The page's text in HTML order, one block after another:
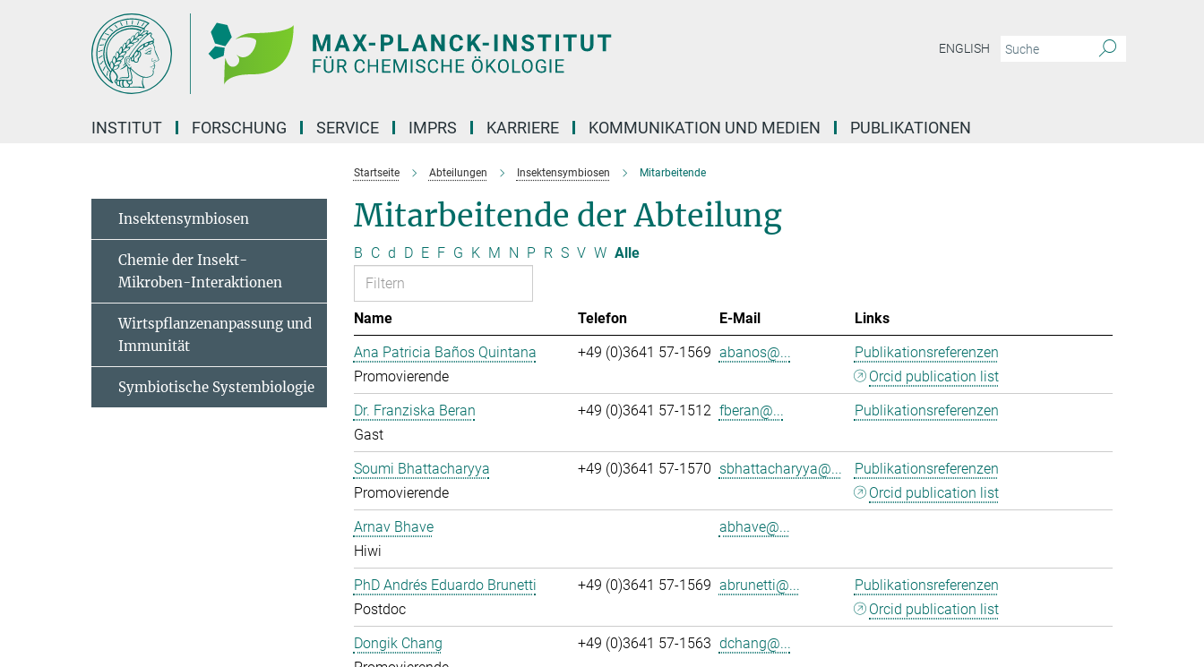
ENGLISH
INSTITUT FORSCHUNG SERVICE IMPRS KARRIERE KOMMUNIKATION UND MEDIEN PUBLIKATIONEN
Startseite Abteilungen Insektensymbiosen Mitarbeitende
Mitarbeitende der Abteilung
B C d D E F G K M N P R S V W Alle
Name Telefon E-Mail
Links
Ana Patricia Baños Quintana
Promovierende
+49 (0)3641 57-1569 abanos@...
Publikationsreferenzen
Orcid publication list
Dr. Franziska Beran
Gast
+49 (0)3641 57-1512 fberan@... Publikationsreferenzen
Soumi Bhattacharyya
Promovierende
+49 (0)3641 57-1570 sbhattacharyya@...
Publikationsreferenzen
Orcid publication list
Arnav Bhave
Hiwi
abhave@...
PhD Andrés Eduardo Brunetti
Postdoc
+49 (0)3641 57-1569 abrunetti@...
Publikationsreferenzen
Orcid publication list
Dongik Chang
+49 (0)3641 57-1563 dchang@...
Insektensymbiosen
Chemie der Insekt-
Mikroben-Interaktionen
Wirtspflanzenanpassung und
Immunität
Symbiotische Systembiologie